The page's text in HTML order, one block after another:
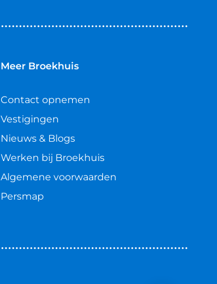
Meer Broekhuis
Contact opnemen
Vestigingen
Nieuws & Blogs
Werken bij Broekhuis
Algemene voorwaarden
Persmap